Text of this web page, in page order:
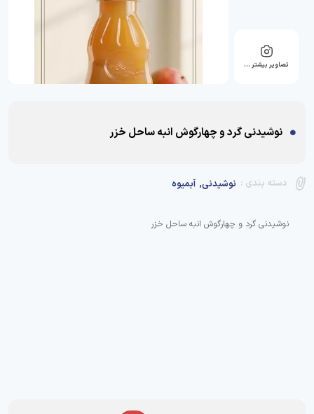
تصاویر بیشتر …
نوشیدنی گرد و چهارگوش انبه ساحل خزر
دسته بندی : نوشیدنی, آبمیوه
نوشیدنی گرد و چهارگوش انبه ساحل خزر